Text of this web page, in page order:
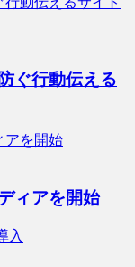
ぐ行動伝える
ィアを開始